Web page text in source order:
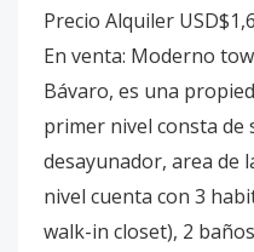
Precio Alquiler
En venta: Moderno
Bávaro, es una
primer nivel consta de
desayunador, area de
nivel cuenta con 3
walk-in closet), 2